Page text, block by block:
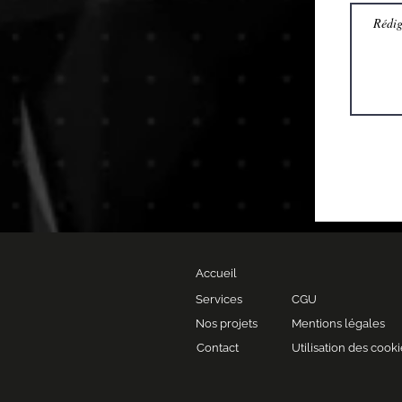
Accueil
Services
Nos projets
Contact
CGU
Mentions légales
Utilisation des